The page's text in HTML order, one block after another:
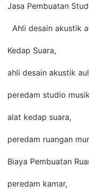
Jasa Pembuatan
Ahli desain akustik
Kedap Suara,
ahli desain akustik
peredam studio
alat kedap suara,
peredam ruangan
Biaya Pembuatan
peredam kamar,